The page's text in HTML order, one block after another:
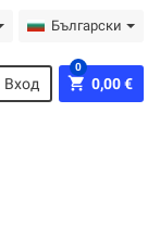
Български
Вход shopping_cart 0,00 €
0